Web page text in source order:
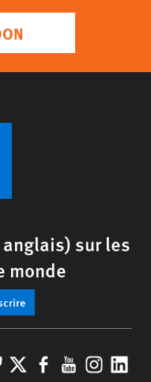
sur les
monde
X Facebook
YouTube